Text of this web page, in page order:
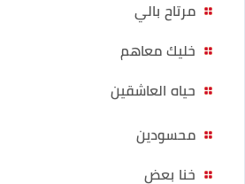
مرتاح بالي
خليك معاهم
حياه العاشقين
محسودين
خنا بعض